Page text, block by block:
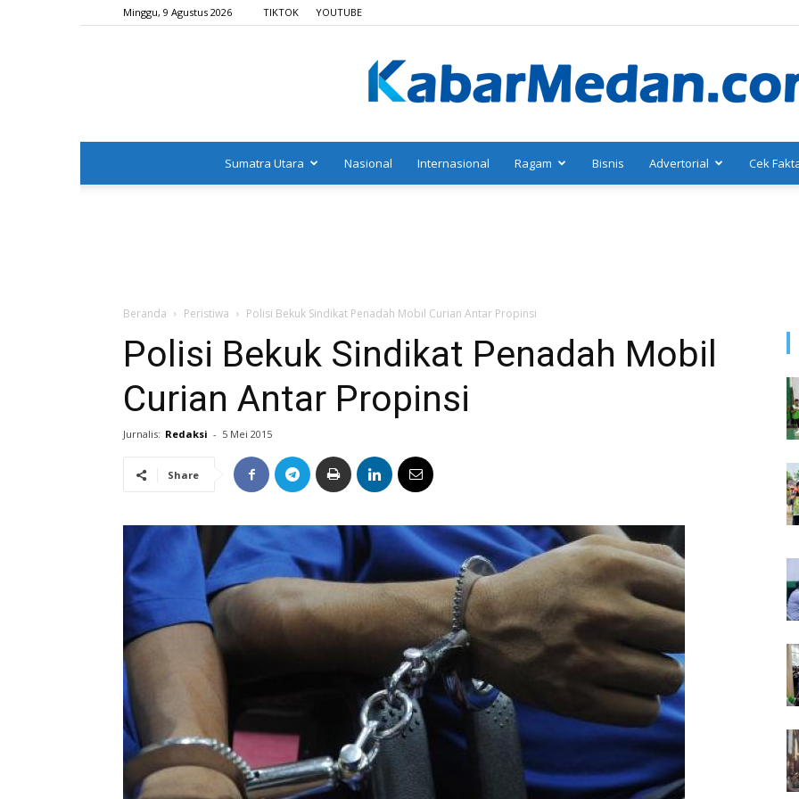
Minggu, 9 Agustus 2026 TIKTOK YOUTUBE
Sumatra Utara Nasional Internasional Ragam Bisnis Advertorial Cek
Beranda Peristiwa Polisi Bekuk Sindikat Penadah Mobil Curian Antar Propinsi
Polisi Bekuk Sindikat Penadah Mobil
Curian Antar Propinsi
Jurnalis: Redaksi - 5 Mei 2015
Share